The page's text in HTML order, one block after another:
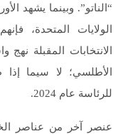
“الناتو”. وبينما يشهد
الولايات المتحدة،
الانتخابات المقبلة
الأطلسي؛ لا سيما
للرئاسة عام 2024.
عنصر آخر من عناصر